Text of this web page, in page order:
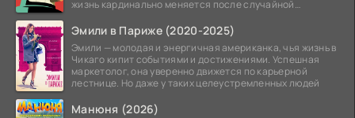
жизнь кардинально меняется после случайной
Эмили в Париже (2020-2025)
Эмили — молодая и энергичная американка, чья жизнь в
Чикаго кипит событиями и достижениями. Успешная
маркетолог, она уверенно движется по карьерной
лестнице. Но даже у таких целеустремленных людей
Манюня (2026)